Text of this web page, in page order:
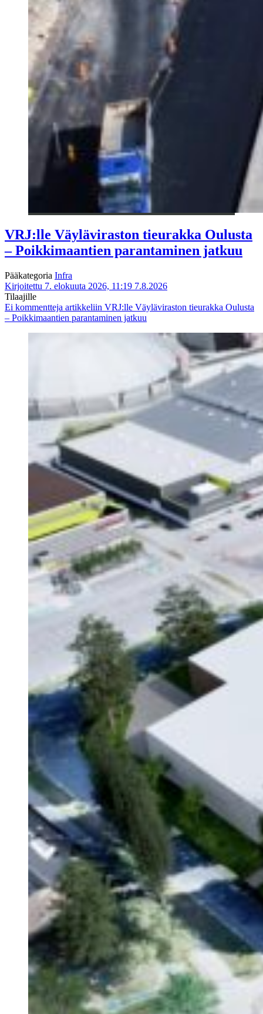
VRJ:lle Väyläviraston tieurakka Oulusta
– Poikkimaantien parantaminen jatkuu
Pääkategoria Infra
Kirjoitettu 7. elokuuta 2026, 11:19 7.8.2026
Tilaajille
Ei kommentteja artikkeliin VRJ:lle Väyläviraston tieurakka Oulusta
– Poikkimaantien parantaminen jatkuu